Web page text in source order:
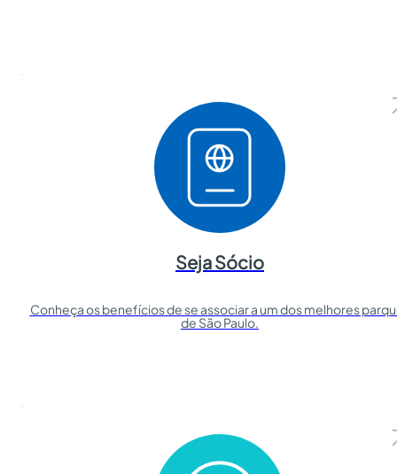
Seja Sócio
Conheça os benefícios de se associar a um dos melhores
de São Paulo.